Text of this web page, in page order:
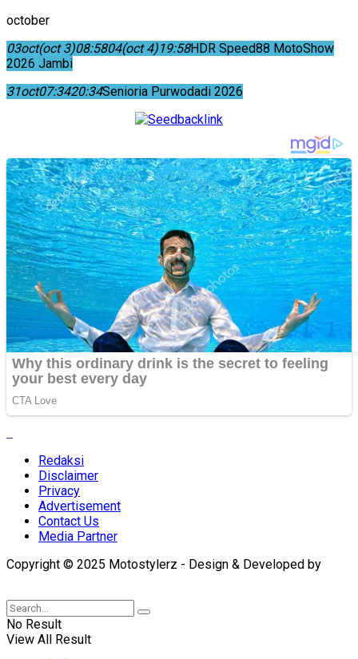
october
03oct(oct 3)08:5804(oct 4)19:58HDR Speed88 MotoShow
2026 Jambi
31oct07:3420:34Senioria Purwodadi 2026
Redaksi
Disclaimer
Privacy
Advertisement
Contact Us
Media Partner
Copyright © 2025 Motostylerz - Design & Developed by
No Result
View All Result